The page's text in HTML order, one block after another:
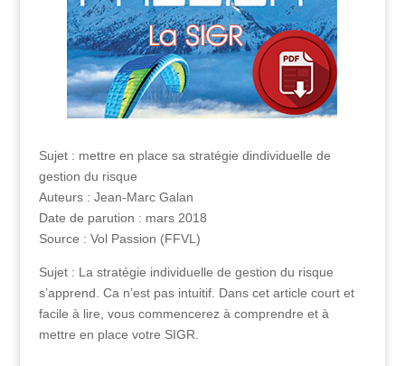
Sujet : mettre en place sa stratégie dindividuelle de
gestion du risque
Auteurs : Jean-Marc Galan
Date de parution : mars 2018
Source : Vol Passion (FFVL)
Sujet : La stratégie individuelle de gestion du risque
s’apprend. Ca n’est pas intuitif. Dans cet article court et
facile à lire, vous commencerez à comprendre et à
mettre en place votre SIGR.